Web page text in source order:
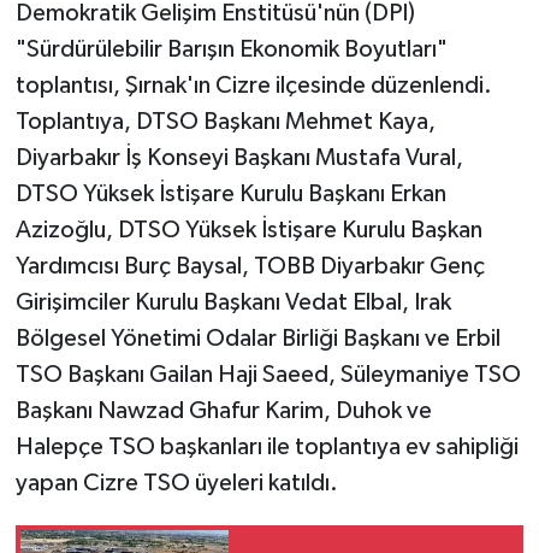
Demokratik Gelişim Enstitüsü'nün (DPI)
"Sürdürülebilir Barışın Ekonomik Boyutları"
toplantısı, Şırnak'ın Cizre ilçesinde düzenlendi.
Toplantıya, DTSO Başkanı Mehmet Kaya,
Diyarbakır İş Konseyi Başkanı Mustafa Vural,
DTSO Yüksek İstişare Kurulu Başkanı Erkan
Azizoğlu, DTSO Yüksek İstişare Kurulu Başkan
Yardımcısı Burç Baysal, TOBB Diyarbakır Genç
Girişimciler Kurulu Başkanı Vedat Elbal, Irak
Bölgesel Yönetimi Odalar Birliği Başkanı ve Erbil
TSO Başkanı Gailan Haji Saeed, Süleymaniye TSO
Başkanı Nawzad Ghafur Karim, Duhok ve
Halepçe TSO başkanları ile toplantıya ev sahipliği
yapan Cizre TSO üyeleri katıldı.